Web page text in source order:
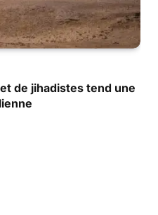
de jihadistes tend une